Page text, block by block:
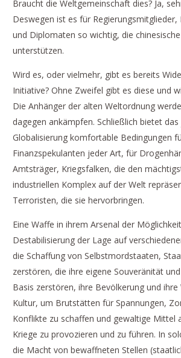
Braucht die Weltgemeinschaft dies? Ja,
Deswegen ist es für Regierungsmitglieder,
und Diplomaten so wichtig, die
unterstützen.
Wird es, oder vielmehr, gibt es bereits
Initiative? Ohne Zweifel gibt es diese und
Die Anhänger der alten Weltordnung
dagegen ankämpfen. Schließlich bietet
Globalisierung komfortable Bedingungen
Finanzspekulanten jeder Art, für
Amtsträger, Kriegsfalken, die den
industriellen Komplex auf der Welt
Terroristen, die sie hervorbringen.
Eine Waffe in ihrem Arsenal der
Destabilisierung der Lage auf
die Schaffung von Selbstmordstaaten,
zerstören, die ihre eigene Souveränität
Basis zerstören, ihre Bevölkerung und ihre
Kultur, um Brutstätten für Spannungen,
Konflikte zu schaffen und gewaltige Mittel
Kriege zu provozieren und zu führen. In
die Macht von bewaffneten Stellen